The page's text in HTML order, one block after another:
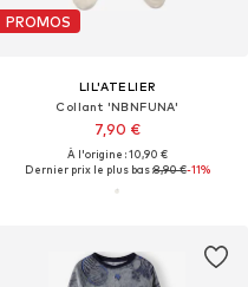
PROMOS
LIL'ATELIER
Collant 'NBNFUNA'
7,90 €
À l'origine : 10,90 €
Dernier prix le plus bas :8,90 €-11%